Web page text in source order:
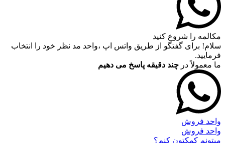
مکالمه را شروع کنید
سلام! برای گفتگو از طریق واتس اپ ،واحد مد نظر خود را انتخاب
فرمایید.
ما معمولاً در چند دقیقه پاسخ می دهیم
واحد فروش
واحد فروش
میتونم کمکتون کنم؟